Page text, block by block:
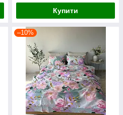
Купити
–10%